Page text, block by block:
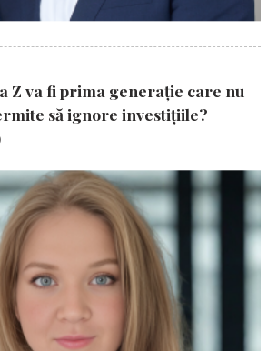
Z va fi prima generație care nu
să ignore investițiile?